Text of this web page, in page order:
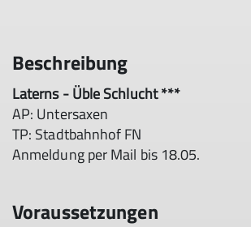
Beschreibung
Laterns - Üble Schlucht ***
AP: Untersaxen
TP: Stadtbahnhof FN
Anmeldung per Mail bis 18.05.
Voraussetzungen